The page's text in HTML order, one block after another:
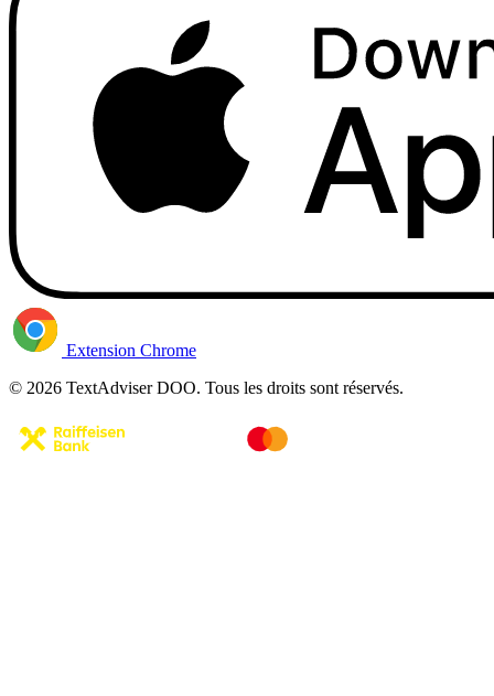
Extension Chrome
© 2026 TextAdviser DOO. Tous les droits sont réservés.